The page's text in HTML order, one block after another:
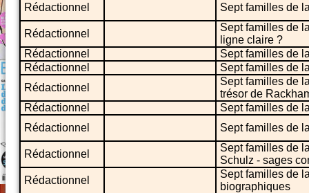
Rédactionnel Sept familles de
Rédactionnel
Sept familles de
ligne claire ?
Rédactionnel
Sept familles de
Rédactionnel
Sept familles de
Rédactionnel
Sept familles de
trésor de
Rédactionnel
Sept familles de
Rédactionnel
Sept familles de
Rédactionnel
Sept familles de
Schulz - sages
Rédactionnel
Sept familles de
biographiques